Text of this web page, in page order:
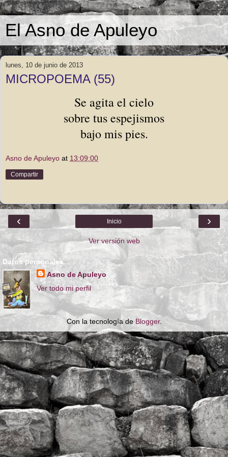
El Asno de Apuleyo
lunes, 10 de junio de 2013
MICROPOEMA (55)
Se agita el cielo
sobre tus espejismos
bajo mis pies.
Asno de Apuleyo at 13:09:00
Compartir
‹ ›
Inicio
Ver versión web
Datos personales
Asno de Apuleyo
Ver todo mi perfil
Con la tecnología de Blogger.